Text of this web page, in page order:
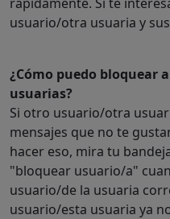
usuario/otra usuaria y
¿Cómo puedo bloquear
usuarias?
Si otro usuario/otra
mensajes que no te
hacer eso, mira tu
"bloquear usuario/a"
usuario/de la usuaria
usuario/esta usuaria ya